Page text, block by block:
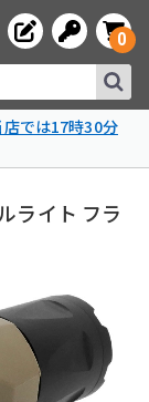
0
店では17時30分
ライト フラ